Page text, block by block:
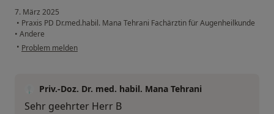
7. März 2025
• Praxis PD Dr.med.habil. Mana Tehrani Fachärztin für Augenheilkunde
• Andere
• Problem melden
Priv.-Doz. Dr. med. habil. Mana Tehrani
Sehr geehrter Herr B